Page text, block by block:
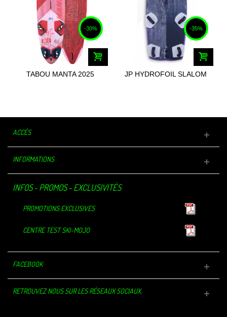
-30%
TABOU MANTA 2025
-35%
JP HYDROFOIL SLALOM
ACCÈS
INFORMATIONS
INFOS - PROMOS - EXCLUSIVITÉS
PROMOTIONS EXCLUSIVES
CENTRE TEST SKI-MOJO
FACEBOOK
RETROUVEZ NOUS SUR LES RÉSEAUX SOCIAUX.